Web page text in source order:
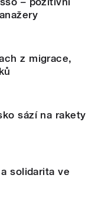
z migrace,
sází na rakety
solidarita ve